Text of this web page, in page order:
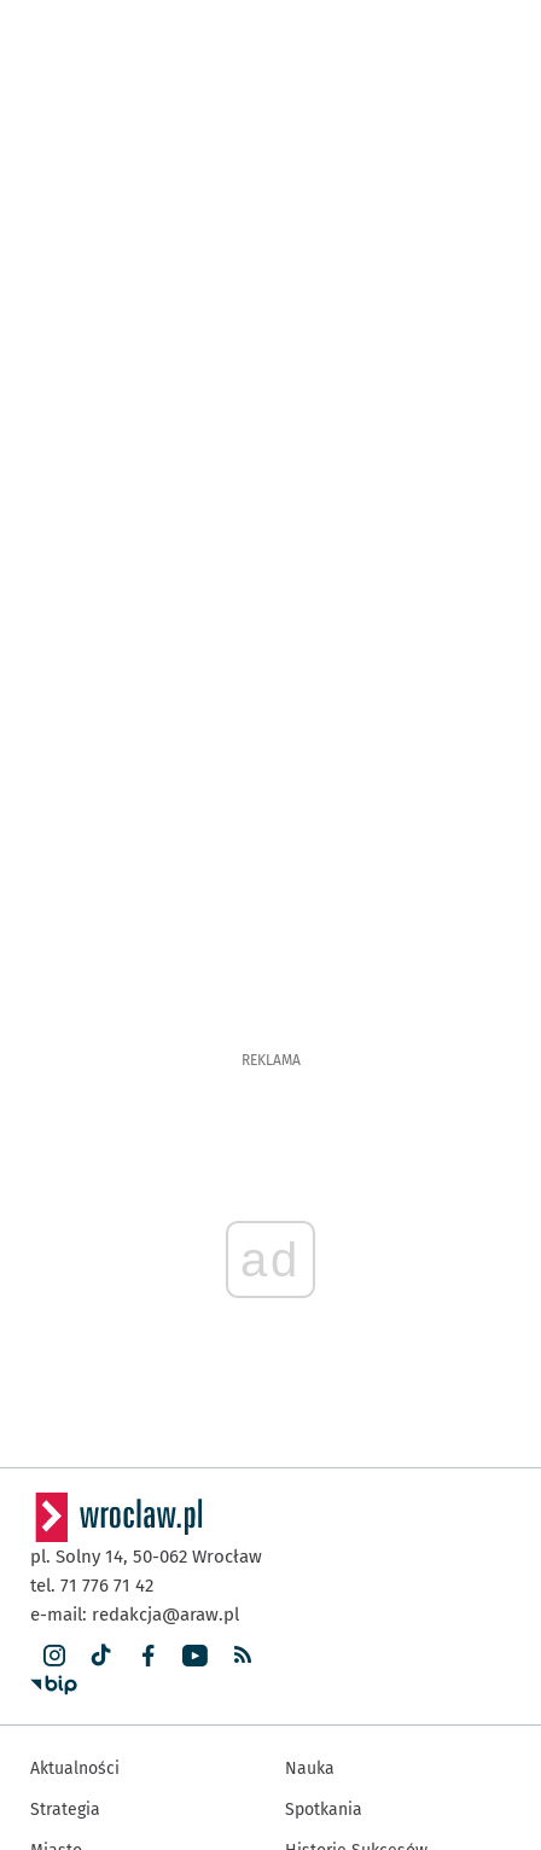
REKLAMA
ad
pl. Solny 14, 50-062 Wrocław
tel. 71 776 71 42
e-mail: redakcja@araw.pl
Aktualności
Strategia
Nauka
Spotkania